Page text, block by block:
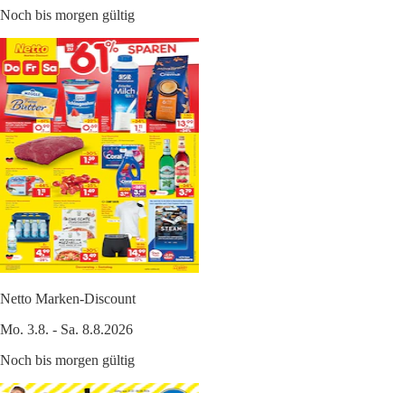
Noch bis morgen gültig
Netto Marken-Discount
Mo. 3.8. - Sa. 8.8.2026
Noch bis morgen gültig